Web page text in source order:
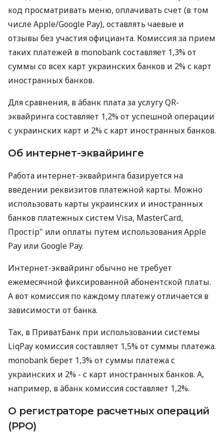
код просматривать меню, оплачивать счет (в том
числе Apple/Google Pay), оставлять чаевые и
отзывы без участия официанта. Комиссия за прием
таких платежей в monobank составляет 1,3% от
суммы со всех карт украинских банков и 2% с карт
иностранных банков.
Для сравнения, в àбанк плата за услугу QR-
эквайринга составляет 1,2% от успешной операции
с украинских карт и 2% с карт иностранных банков.
Об интернет-эквайринге
Работа интернет-эквайринга базируется на
введении реквизитов платежной карты. Можно
использовать карты украинских и иностранных
банков платежных систем Visa, MasterCard,
Простір" или оплаты путем использования Apple
Pay или Google Pay.
Интернет-эквайринг обычно не требует
ежемесячной фиксированной абонентской платы.
А вот комиссия по каждому платежу отличается в
зависимости от банка.
Так, в ПриватБанк при использовании системы
LiqPay комиссия составляет 1,5% от суммы платежа.
monobank берет 1,3% от суммы платежа с
украинских и 2% - с карт иностранных банков. А,
например, в àбанк комиссия составляет 1,2%.
О регистраторе расчетных операций
(РРО)